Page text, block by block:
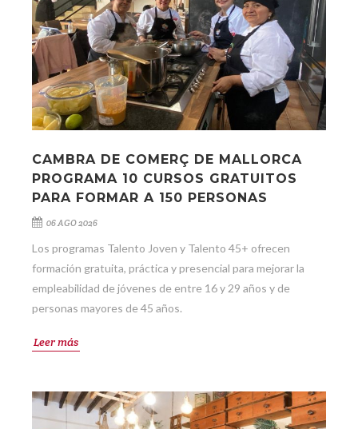
CAMBRA DE COMERÇ DE MALLORCA
PROGRAMA 10 CURSOS GRATUITOS
PARA FORMAR A 150 PERSONAS
06 AGO 2026
Los programas Talento Joven y Talento 45+ ofrecen
formación gratuita, práctica y presencial para mejorar la
empleabilidad de jóvenes de entre 16 y 29 años y de
personas mayores de 45 años.
Leer más